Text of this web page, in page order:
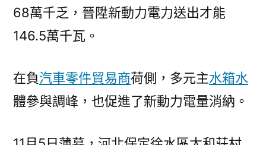
68萬千乏，晉陞新動力電力送出才能
146.5萬千瓦。
在負汽車零件貿易商荷側，多元主水箱水
體參與調峰，也促進了新動力電量消納。